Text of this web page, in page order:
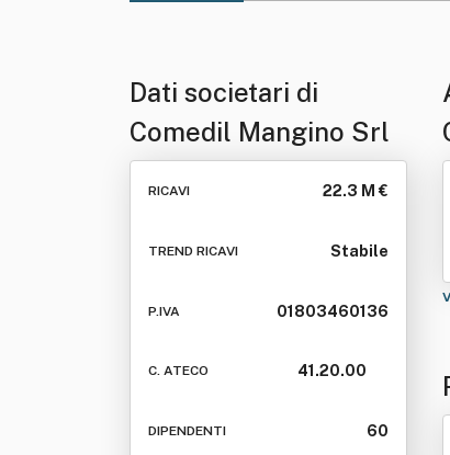
Dati societari di
Comedil Mangino Srl
RICAVI 22.3 M €
TREND RICAVI Stabile
P.IVA 01803460136
C. ATECO 41.20.00
DIPENDENTI 60